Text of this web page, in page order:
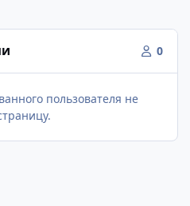
0
пользователя не